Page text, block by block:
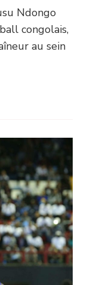
Ndongo
congolais,
au sein